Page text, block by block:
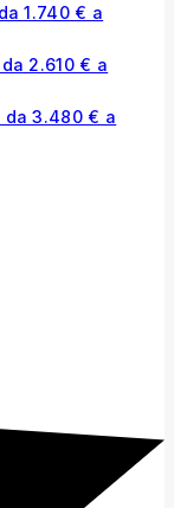
1.740 € a
2.610 € a
da 3.480 € a